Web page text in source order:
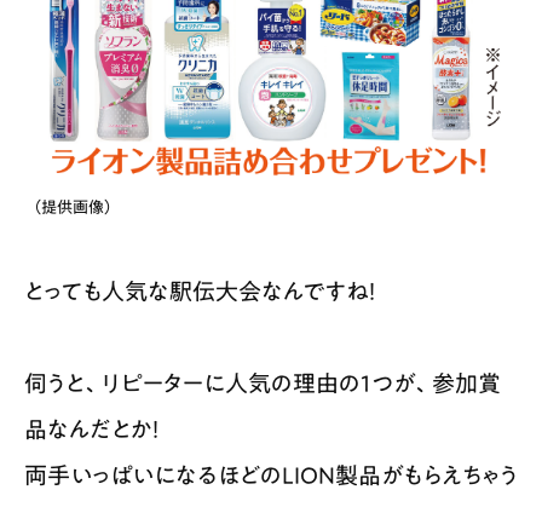
（提供画像）
とっても人気な駅伝大会なんですね！
伺うと、リピーターに人気の理由の1つが、参加賞
品なんだとか！
両手いっぱいになるほどのLION製品がもらえちゃう